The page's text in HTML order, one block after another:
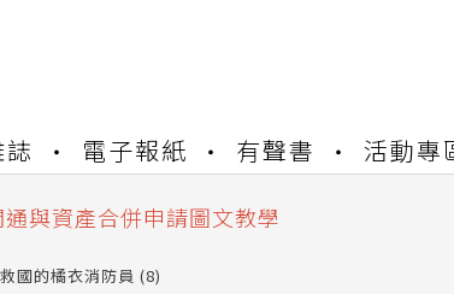
電子報紙 有聲書 活動專
書櫃開通申請
與資產合併申請圖文教學
書櫃開通申請
國的橘衣消防員 (8)